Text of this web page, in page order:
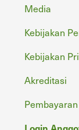
Media
Kebijakan
Kebijakan
Akreditasi